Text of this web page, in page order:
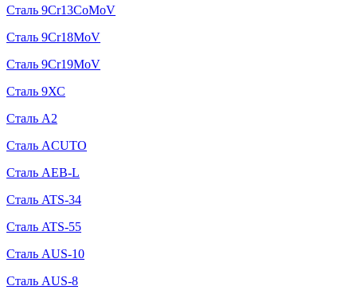
Сталь 9Cr13CoMoV
Сталь 9Cr18MoV
Сталь 9Cr19MoV
Сталь 9ХС
Сталь A2
Сталь ACUTO
Сталь AEB-L
Сталь ATS-34
Сталь ATS-55
Сталь AUS-10
Сталь AUS-8